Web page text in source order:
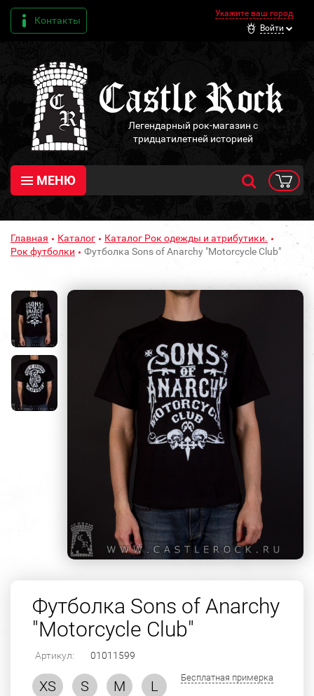
Контакты
Укажите ваш город
Войти
Легендарный рок-магазин с
тридцатилетней историей
МЕНЮ
Главная Каталог
Каталог Рок одежды и атрибутики.
Рок футболки
Футболка Sons of Anarchy "Motorcycle Club"
Футболка Sons of Anarchy
"Motorcycle Club"
Артикул: 01011599
XS S M
L
Бесплатная примерка